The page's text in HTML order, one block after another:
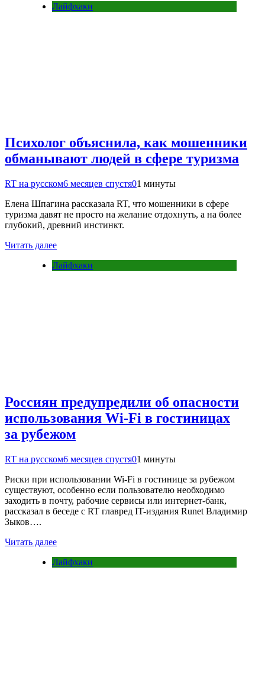
Лайфхаки
Психолог объяснила, как мошенники
обманывают людей в сфере туризма
RT на русском6 месяцев спустя01 минуты
Елена Шпагина рассказала RT, что мошенники в сфере
туризма давят не просто на желание отдохнуть, а на более
глубокий, древний инстинкт.
Читать далее
Лайфхаки
Россиян предупредили об опасности
использования Wi-Fi в гостиницах
за рубежом
RT на русском6 месяцев спустя01 минуты
Риски при использовании Wi-Fi в гостинице за рубежом
существуют, особенно если пользователю необходимо
заходить в почту, рабочие сервисы или интернет-банк,
рассказал в беседе с RT главред IT-издания Runet Владимир
Зыков….
Читать далее
Лайфхаки